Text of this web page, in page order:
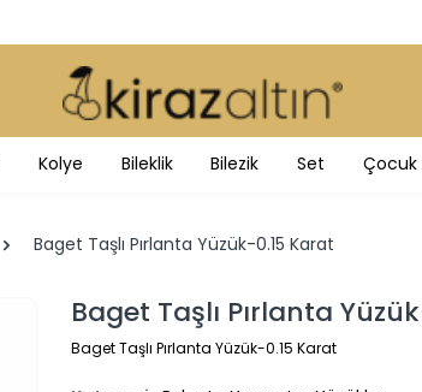
Kolye Bileklik Bilezik Set Çocuk
Baget Taşlı Pırlanta Yüzük-0.15 Karat
Baget Taşlı Pırlanta
Baget Taşlı Pırlanta Yüzük-0.15 Karat